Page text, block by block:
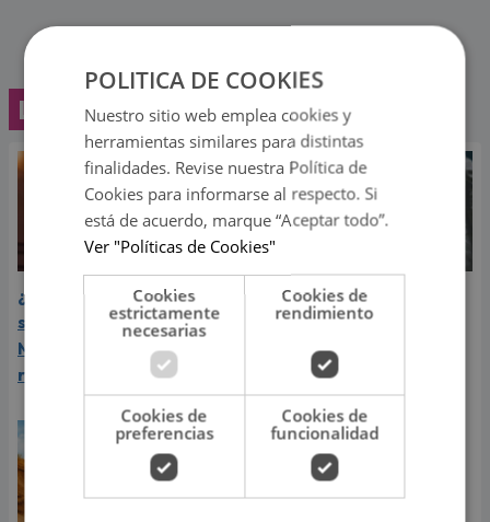
Lo último
¿Greeicy espera a su
segundo hijo? Video de
Mike Bahía desata
rumores
Laura Pausini reveló cuál
de sus éxitos es su
favorito y sorprendió a
sus seguidores
POLITICA DE COOKIES
Nuestro sitio web emplea cookies y
herramientas similares para distintas
finalidades. Revise nuestra Política de
Cookies para informarse al respecto. Si
está de acuerdo, marque “Aceptar todo”.
Ver "Políticas de Cookies"
Cookies
estrictamente
necesarias
Cookies de
rendimiento
Cookies de
preferencias
Cookies de
funcionalidad